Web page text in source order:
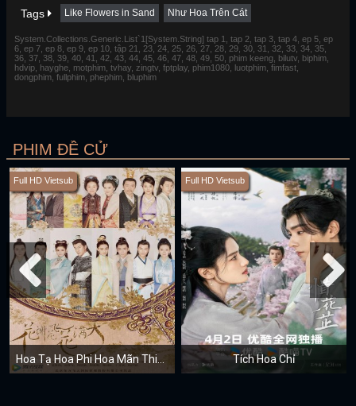
Tags Like Flowers in Sand Như Hoa Trên Cát
System.Collections.Generic.List`1[System.String] tap 1, tap 2, tap 3, tap 4, ep 5, ep
6, ep 7, ep 8, ep 9, ep 10, tập 21, 23, 24, 25, 26, 27, 28, 29, 30, 31, 32, 33, 34, 35,
36, 37, 38, 39, 40, 41, 42, 43, 44, 45, 46, 47, 48, 49, 50, phim keeng, bilutv, biphim,
hdvip, hayghe, motphim, tvhay, zingtv, fptplay, phim1080, luotphim, fimfast,
dongphim, fullphim, phephim, bluphim
PHIM ĐỀ CỬ
Full HD Vietsub
Hoa Tạ Hoa Phi Hoa Mãn Thiên
Full HD Vietsub
Tích Hoa Chỉ